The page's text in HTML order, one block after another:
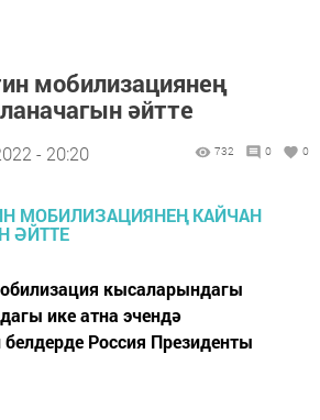
мобилизациянең
әйтте
- 20:20 732 0 0
кысаларындагы
ике атна эчендә
Россия Президенты